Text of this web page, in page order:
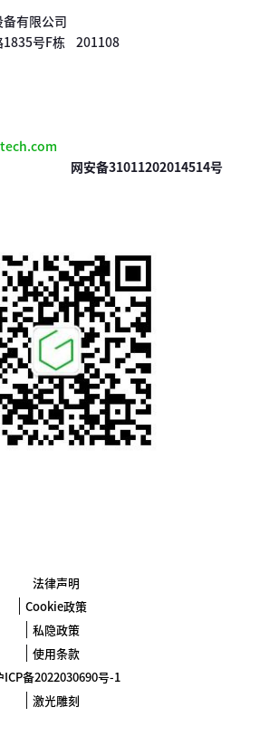
有限公司
1835号F栋 201108
网安备31011202014514号
法律声明
Cookie政策
私隐政策
使用条款
ICP备2022030690号-1
激光雕刻